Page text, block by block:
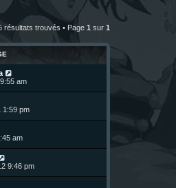
résultats trouvés • Page 1 sur 1
am
1:59 pm
am
9:46 pm